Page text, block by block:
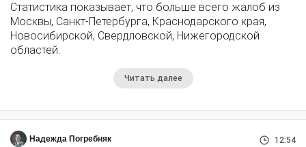
Статистика показывает, что больше всего жалоб из
Москвы, Санкт-Петербурга, Краснодарского края,
Новосибирской, Свердловской, Нижегородской
областей.
Читать далее
Надежда Погребняк 12:54